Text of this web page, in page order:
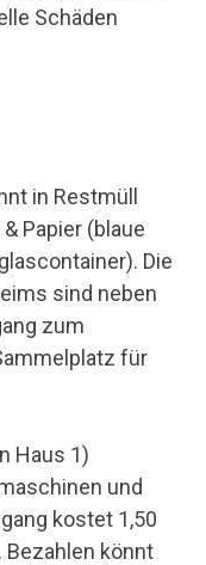
Schäden
in Restmüll
Papier (blaue
Die
sind neben
zum
für
Haus 1)
und
kostet 1,50
Bezahlen könnt